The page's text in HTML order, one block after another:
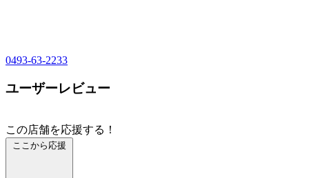
0493-63-2233
ユーザーレビュー
この店舗を応援する！
ここから応援